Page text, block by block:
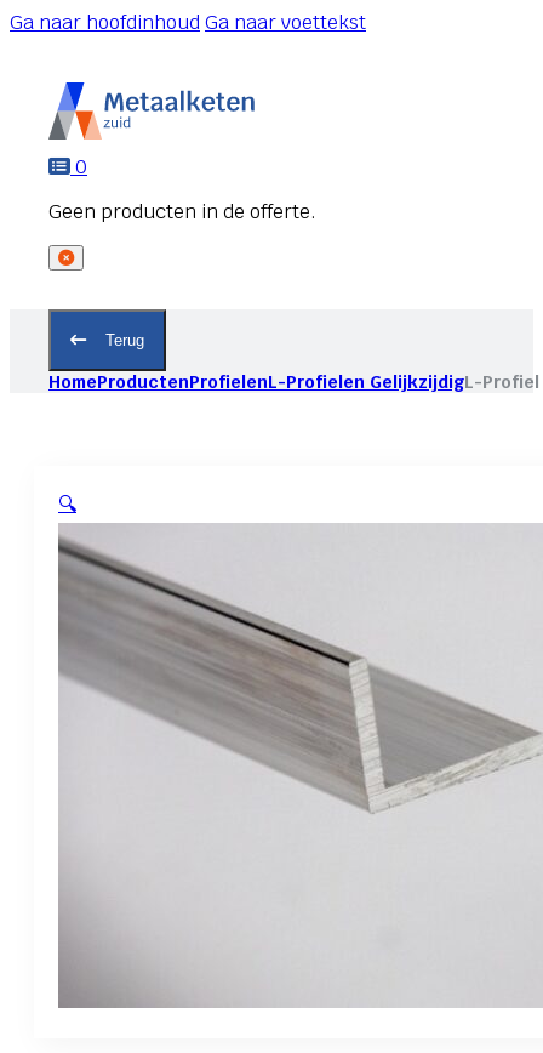
Ga naar hoofdinhoudGa naar voettekst
0
Terug
HomeProductenProfielenL-Profielen GelijkzijdigL-
🔍